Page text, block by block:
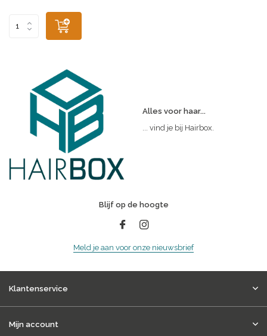
Alles voor haar...
... vind je bij Hairbox.
Blijf op de hoogte
Meld je aan voor onze nieuwsbrief
Klantenservice
Mijn account